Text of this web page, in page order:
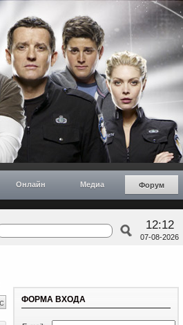
Онлайн Медиа Форум
12:12
07-08-2026
ФОРМА ВХОДА